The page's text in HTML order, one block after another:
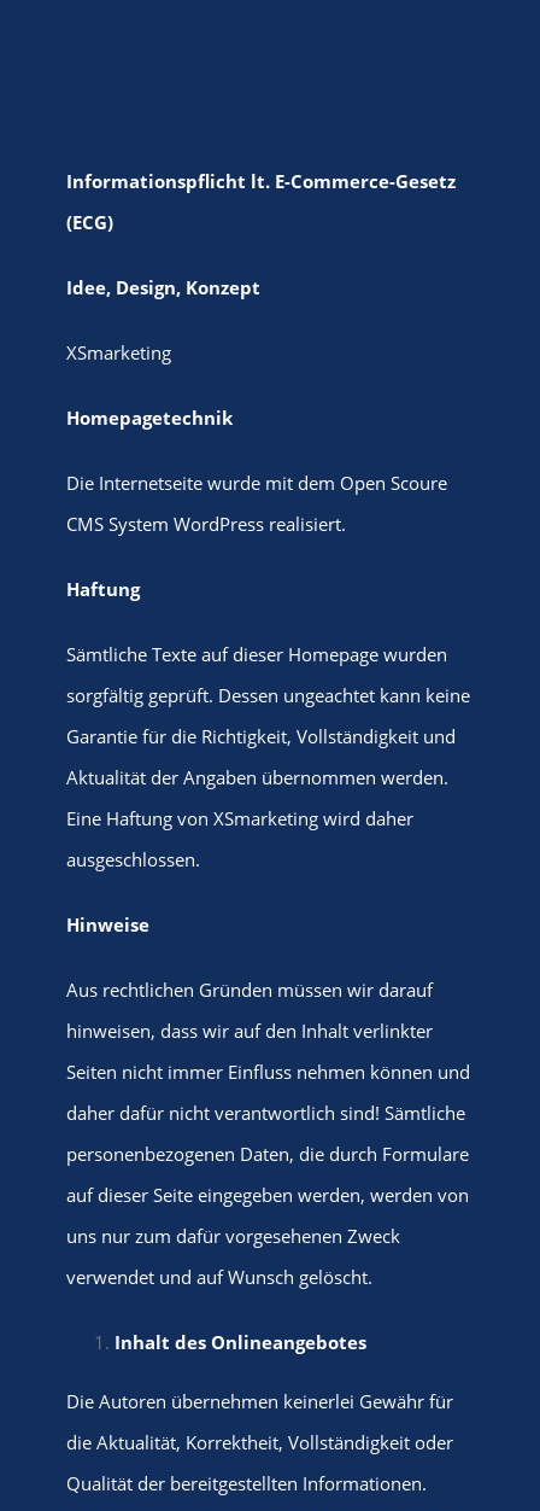
Informationspflicht lt. E-Commerce-Gesetz
(ECG)
Idee, Design, Konzept
XSmarketing
Homepagetechnik
Die Internetseite wurde mit dem Open Scoure
CMS System WordPress realisiert.
Haftung
Sämtliche Texte auf dieser Homepage wurden
sorgfältig geprüft. Dessen ungeachtet kann keine
Garantie für die Richtigkeit, Vollständigkeit und
Aktualität der Angaben übernommen werden.
Eine Haftung von XSmarketing wird daher
ausgeschlossen.
Hinweise
Aus rechtlichen Gründen müssen wir darauf
hinweisen, dass wir auf den Inhalt verlinkter
Seiten nicht immer Einfluss nehmen können und
daher dafür nicht verantwortlich sind! Sämtliche
personenbezogenen Daten, die durch Formulare
auf dieser Seite eingegeben werden, werden von
uns nur zum dafür vorgesehenen Zweck
verwendet und auf Wunsch gelöscht.
Inhalt des Onlineangebotes
Die Autoren übernehmen keinerlei Gewähr für
die Aktualität, Korrektheit, Vollständigkeit oder
Qualität der bereitgestellten Informationen.